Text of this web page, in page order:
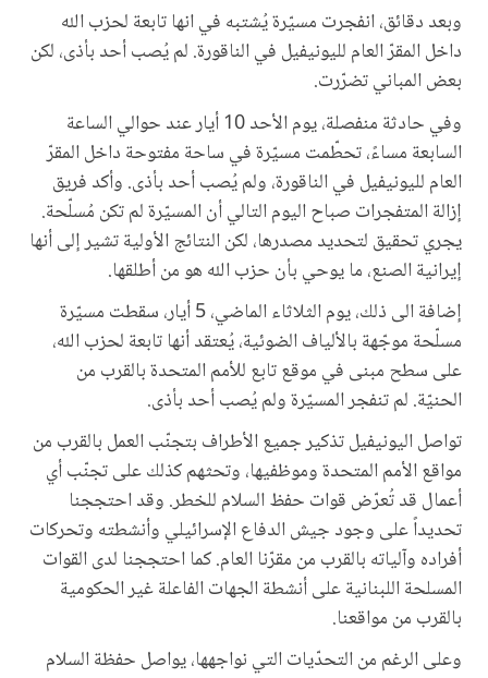
وبعد دقائق، انفجرت مسيّرة يُشتبه في انها تابعة لحزب الله
داخل المقرّ العام لليونيفيل في الناقورة. لم يُصب أحد بأذى، لكن
بعض المباني تضرّرت.
وفي حادثة منفصلة، يوم الأحد 10 أيار عند حوالي الساعة
السابعة مساءً، تحطّمت مسيّرة في ساحة مفتوحة داخل المقرّ
العام لليونيفيل في الناقورة، ولم يُصب أحد بأذى. وأكد فريق
إزالة المتفجرات صباح اليوم التالي أن المسيّرة لم تكن مُسلّحة.
يجري تحقيق لتحديد مصدرها، لكن النتائج الأولية تشير إلى أنها
إيرانية الصنع، ما يوحي بأن حزب الله هو من أطلقها.
إضافة الى ذلك، يوم الثلاثاء الماضي، 5 أيار، سقطت مسيّرة
مسلّحة موجّهة بالألياف الضوئية، يُعتقد أنها تابعة لحزب الله،
على سطح مبنى في موقع تابع للأمم المتحدة بالقرب من
الحنيّة. لم تنفجر المسيّرة ولم يُصب أحد بأذى.
تواصل اليونيفيل تذكير جميع الأطراف بتجنّب العمل بالقرب من
مواقع الأمم المتحدة وموظفيها، وتحثهم كذلك على تجنّب أي
أعمال قد تُعرّض قوات حفظ السلام للخطر. وقد احتججنا
تحديداً على وجود جيش الدفاع الإسرائيلي وأنشطته وتحركات
أفراده وآلياته بالقرب من مقرّنا العام. كما احتججنا لدى القوات
المسلحة اللبنانية على أنشطة الجهات الفاعلة غير الحكومية
بالقرب من مواقعنا.
وعلى الرغم من التحدّيات التي نواجهها، يواصل حفظة السلام